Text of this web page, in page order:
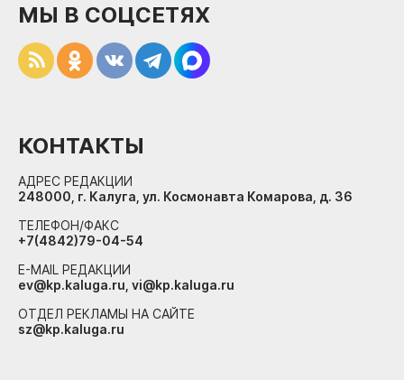
МЫ В СОЦСЕТЯХ
КОНТАКТЫ
АДРЕС РЕДАКЦИИ
248000, г. Калуга, ул. Космонавта Комарова, д. 36
ТЕЛЕФОН/ФАКС
+7(4842)79-04-54
E-MAIL РЕДАКЦИИ
ev@kp.kaluga.ru, vi@kp.kaluga.ru
ОТДЕЛ РЕКЛАМЫ НА САЙТЕ
sz@kp.kaluga.ru